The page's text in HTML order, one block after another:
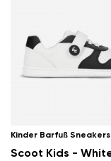
Kinder Barfuß Sneakers